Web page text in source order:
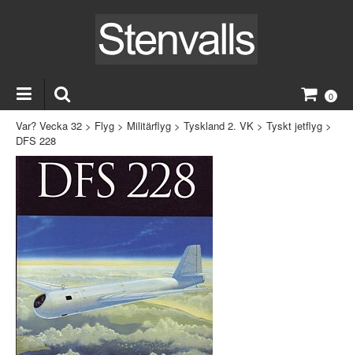
0
Var? Vecka 32 > Flyg > Militärflyg > Tyskland 2. VK > Tyskt jetflyg >
DFS 228